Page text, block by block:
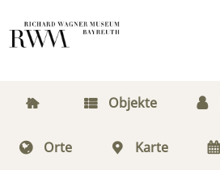
Objekte
Orte Karte